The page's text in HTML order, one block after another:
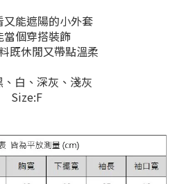
又能遮陽的小外套
當個穿搭裝飾
既休閒又帶點溫柔
白、深灰、淺灰
Size:F